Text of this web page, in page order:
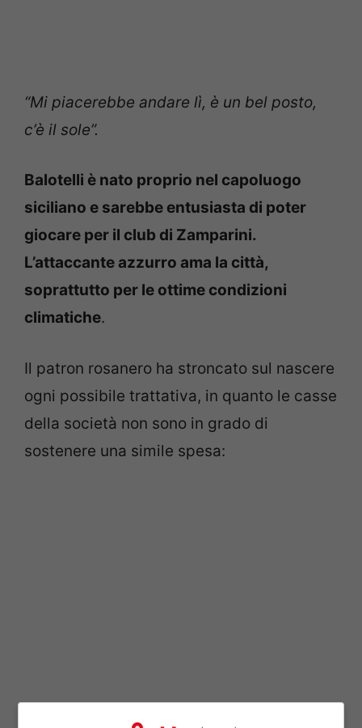
“Mi piacerebbe andare lì, è un bel posto,
c’è il sole”.
Balotelli è nato proprio nel capoluogo
siciliano e sarebbe entusiasta di poter
giocare per il club di Zamparini.
L’attaccante azzurro ama la città,
soprattutto per le ottime condizioni
climatiche.
Il patron rosanero ha stroncato sul nascere
ogni possibile trattativa, in quanto le casse
della società non sono in grado di
sostenere una simile spesa: